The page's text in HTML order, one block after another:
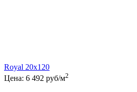
Royal 20x120
Цена: 6 492 руб/м2